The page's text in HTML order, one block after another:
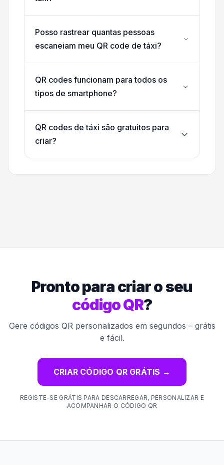
Posso rastrear quantas pessoas
escaneiam meu QR code de táxi?
QR codes funcionam para todos os
tipos de smartphone?
QR codes de táxi são gratuitos para
criar?
Pronto para criar o seu
código QR?
Gere códigos QR personalizados em segundos – grátis
e fácil.
CRIAR CÓDIGO QR GRÁTIS →
REGISTE-SE GRÁTIS PARA DESCARREGAR, PERSONALIZAR E
ACOMPANHAR O CÓDIGO QR